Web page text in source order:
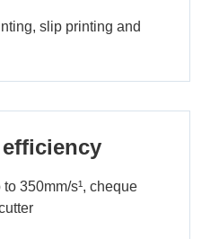
slip printing and
350mm/s¹, cheque